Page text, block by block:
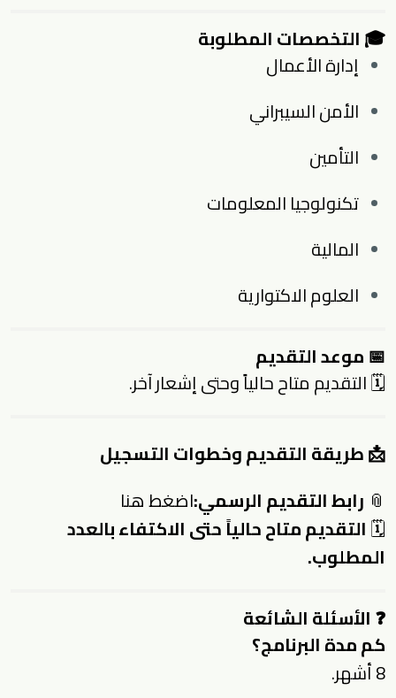
🎓التخصصات المطلوبة
إدارة الأعمال
الأمن السيبراني
التأمين
تكنولوجيا المعلومات
المالية
العلوم الاكتوارية
📅موعد التقديم
🗓 التقديم متاح حالياً وحتى إشعار آخر.
📩 طريقة التقديم وخطوات التسجيل
📎 رابط التقديم الرسمي:اضغط هنا
🗓التقديم متاح حالياً حتى الاكتفاء بالعدد
المطلوب.
❓الأسئلة الشائعة
كم مدة البرنامج؟
8 أشهر.